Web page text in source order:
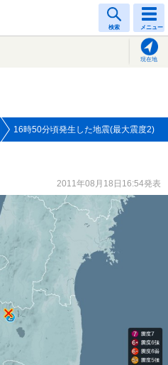
検索 メニュー
現在地
16時50分頃発生した地震(最大震度2)
2011年08月18日16:54発表